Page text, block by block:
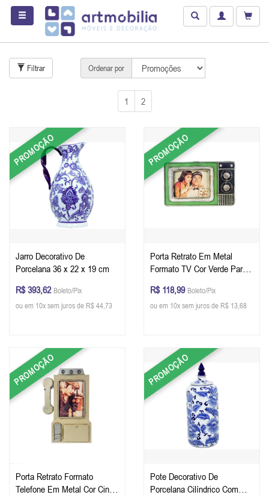
Filtrar Ordenar por
1 2
PROMOÇÃO
Jarro Decorativo De
Porcelana 36 x 22 x 19 cm
R$ 393,62 Boleto/Pix
ou em 10x sem juros de R$ 44,73
PROMOÇÃO
Porta Retrato Em Metal
Formato TV Cor Verde Para
x 3 cm
R$ 118,99 Boleto/Pix
ou em 10x sem juros de R$ 13,68
PROMOÇÃO
Porta Retrato Formato
Telefone Em Metal Cor Cinza
PROMOÇÃO
Pote Decorativo De
Porcelana Cilíndrico Com